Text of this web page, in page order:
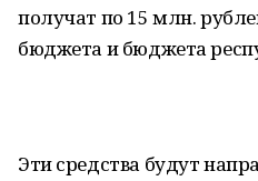
получат по 15 млн.
бюджета и бюджета
Эти средства будут